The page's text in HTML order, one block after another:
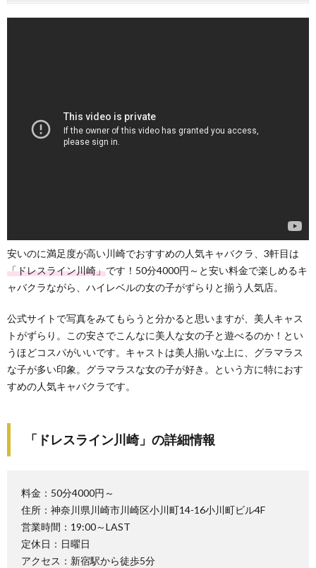
安いのに満足度が高い川崎でおすすめの人気キャバクラ、3軒目は
「ドレスライン川崎」です！50分4000円～と安い料金で楽しめるキ
ャバクラながら、ハイレベルの女の子がずらりと揃う人気店。
公式サイトで写真をみてもらうと分かると思いますが、美人キャス
トがずらり。この安さでこんなに美人な女の子と遊べるのか！とい
うほどコスパがいいです。キャストは美人揃いな上に、グラマラス
な子が多い印象。グラマラスな女の子が好き。という方に特におす
すめの人気キャバクラです。
「ドレスライン川崎」の詳細情報
料金：50分4000円～
住所：神奈川県川崎市川崎区小川町14-16小川町ビル4F
営業時間：19:00～LAST
定休日：日曜日
アクセス：新宿駅から徒歩5分